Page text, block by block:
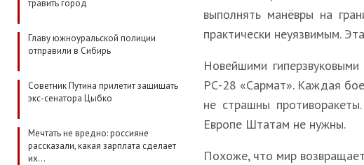
выполнять манёвры на
практически неуязвимым.
Новейшими
РС-28 «Сармат». Каждая
не страшны
Европе Штатам не нужны.
Похоже, что мир
травить город
Главу южноуральской полиции
отправили в Сибирь
Советник Путина прилетит защищать
экс-сенатора Цыбко
Мечтать не вредно: россияне
рассказали, какая зарплата сделает
их…